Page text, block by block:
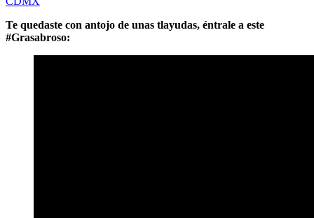
Te quedaste con antojo de unas tlayudas, éntrale a este
#Grasabroso: